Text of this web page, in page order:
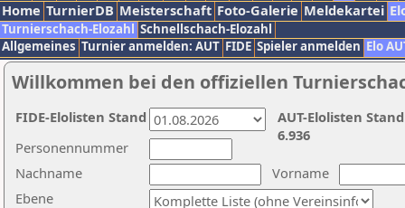
Home TurnierDB Meisterschaft Foto-Galerie Meldekartei
Turnierschach-Elozahl Schnellschach-Elozahl
Allgemeines Turnier anmelden: AUT FIDE Spieler anmelden Elo
Willkommen bei den offiziellen
Nachname
Vorname
Ebene
Personennummer
AUT-Elolisten
6.936
FIDE-Elolisten Stand